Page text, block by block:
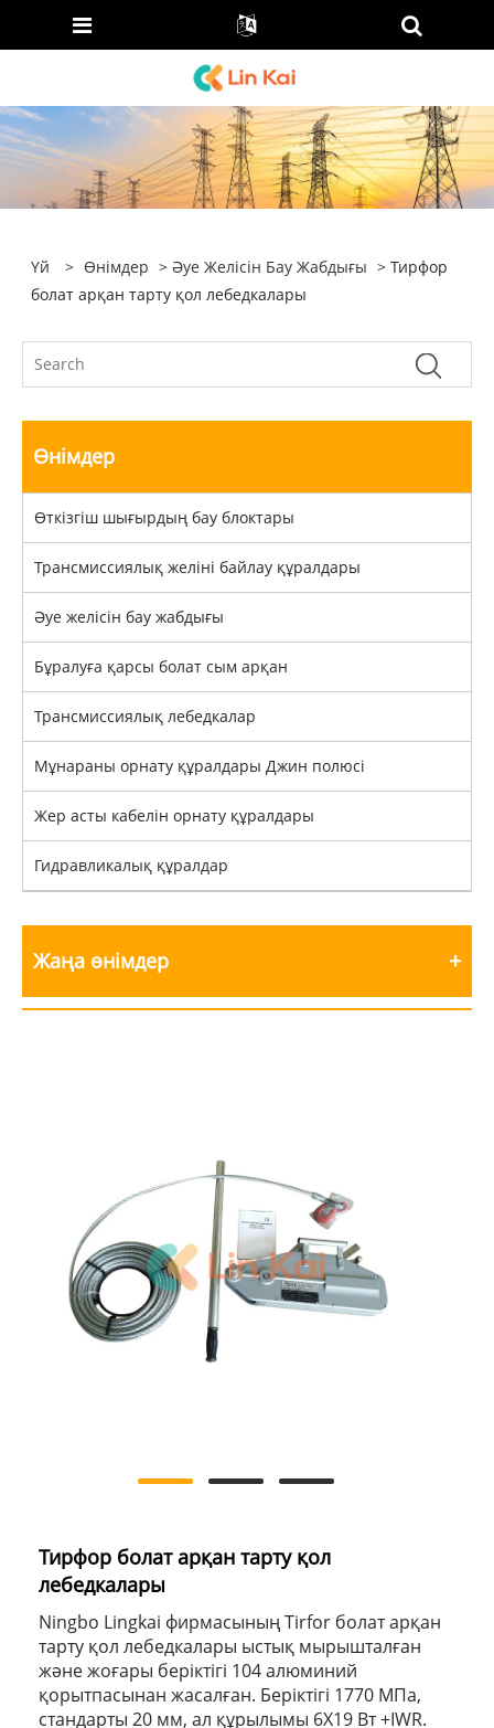
Үй > Өнімдер >Әуе Желісін Бау Жабдығы > Тирфор
болат арқан тарту қол лебедкалары
Өнімдер
Өткізгіш шығырдың бау блоктары
Трансмиссиялық желіні байлау құралдары
Әуе желісін бау жабдығы
Бұралуға қарсы болат сым арқан
Трансмиссиялық лебедкалар
Мұнараны орнату құралдары Джин полюсі
Жер асты кабелін орнату құралдары
Гидравликалық құралдар
Жаңа өнімдер
Тирфор болат арқан тарту қол
лебедкалары
Ningbo Lingkai фирмасының Tirfor болат арқан
тарту қол лебедкалары ыстық мырышталған
және жоғары беріктігі 104 алюминий
қорытпасынан жасалған. Беріктігі 1770 МПа,
стандарты 20 мм, ал құрылымы 6X19 Вт +IWR.